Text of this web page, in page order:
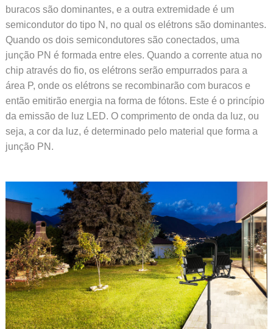
buracos são dominantes, e a outra extremidade é um
semicondutor do tipo N, no qual os elétrons são dominantes.
Quando os dois semicondutores são conectados, uma
junção PN é formada entre eles. Quando a corrente atua no
chip através do fio, os elétrons serão empurrados para a
área P, onde os elétrons se recombinarão com buracos e
então emitirão energia na forma de fótons. Este é o princípio
da emissão de luz LED. O comprimento de onda da luz, ou
seja, a cor da luz, é determinado pelo material que forma a
junção PN.